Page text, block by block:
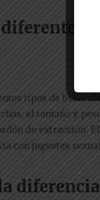
tipos de bolas
el tamaño y
de extracción.
con juguetes